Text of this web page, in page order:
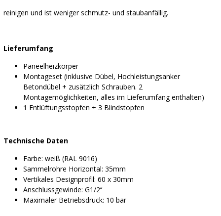
reinigen und ist weniger schmutz- und staubanfällig.
Lieferumfang
Paneelheizkörper
Montageset (inklusive Dübel, Hochleistungsanker
Betondübel + zusätzlich Schrauben. 2
Montagemöglichkeiten, alles im Lieferumfang enthalten)
1 Entlüftungsstopfen + 3 Blindstopfen
Technische Daten
Farbe: weiß (RAL 9016)
Sammelrohre Horizontal: 35mm
Vertikales Designprofil: 60 x 30mm
Anschlussgewinde: G1/2‘‘
Maximaler Betriebsdruck: 10 bar